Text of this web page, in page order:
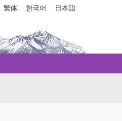
繁体 한국어 日本語